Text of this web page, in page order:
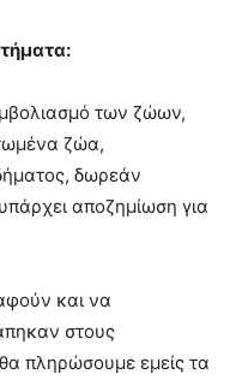
των ζώων,
ζώα,
δωρεάν
αποζημίωση για
και να
στους
πληρώσουμε εμείς τα